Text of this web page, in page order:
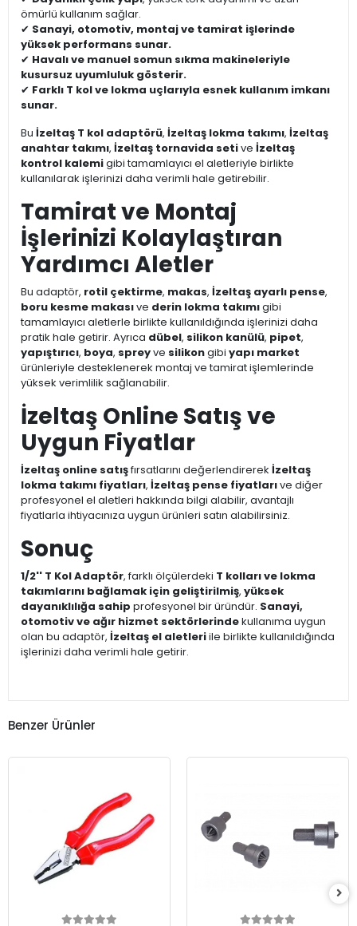
ömürlü kullanım sağlar.
✔ Sanayi, otomotiv, montaj ve tamirat işlerinde
yüksek performans sunar.
✔ Havalı ve manuel somun sıkma makineleriyle
kusursuz uyumluluk gösterir.
✔ Farklı T kol ve lokma uçlarıyla esnek kullanım imkanı
sunar.
Bu İzeltaş T kol adaptörü, İzeltaş lokma takımı, İzeltaş
anahtar takımı, İzeltaş tornavida setive İzeltaş
kontrol kalemigibi tamamlayıcı el aletleriyle birlikte
kullanılarak işlerinizi daha verimli hale getirebilir.
Tamirat ve Montaj
İşlerinizi Kolaylaştıran
Yardımcı Aletler
Bu adaptör, rotil çektirme, makas, İzeltaş ayarlı pense,
boru kesme makasıve derin lokma takımıgibi
tamamlayıcı aletlerle birlikte kullanıldığında işlerinizi daha
pratik hale getirir. Ayrıca dübel, silikon kanülü, pipet,
yapıştırıcı, boya, spreyve silikongibi yapı market
ürünleriyle desteklenerek montaj ve tamirat işlemlerinde
yüksek verimlilik sağlanabilir.
İzeltaş Online Satış ve
Uygun Fiyatlar
İzeltaş online satışfırsatlarını değerlendirerek İzeltaş
lokma takımı fiyatları, İzeltaş pense fiyatlarıve diğer
profesyonel el aletleri hakkında bilgi alabilir, avantajlı
fiyatlarla ihtiyacınıza uygun ürünleri satın alabilirsiniz.
Sonuç
1/2'' T Kol Adaptör, farklı ölçülerdeki T kolları ve lokma
takımlarını bağlamak için geliştirilmiş, yüksek
dayanıklılığa sahip profesyonel bir üründür. Sanayi,
otomotiv ve ağır hizmet sektörlerindekullanıma uygun
olan bu adaptör, İzeltaş el aletleriile birlikte kullanıldığında
işlerinizi daha verimli hale getirir.
Benzer Ürünler